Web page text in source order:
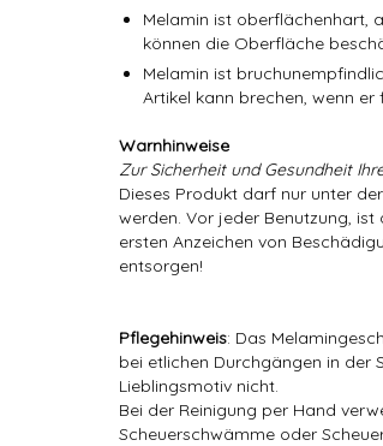
Melamin ist oberflächenhart,
können die Oberfläche
Melamin ist
Artikel kann brechen, wenn er
Warnhinweise
Zur Sicherheit und Gesundheit
Dieses Produkt darf nur unter
werden. Vor jeder Benutzung,
ersten Anzeichen von
entsorgen!
Pflegehinweis: Das
bei etlichen Durchgängen in der
Lieblingsmotiv nicht.
Bei der Reinigung per Hand
Scheuerschwämme oder